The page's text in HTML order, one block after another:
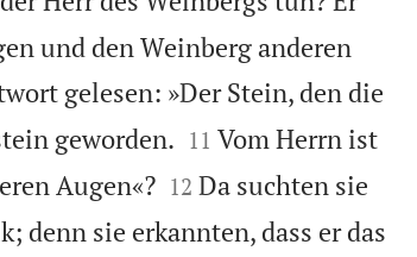
und den Weinberg anderen
gelesen: »Der Stein, den die
geworden.
11 Vom Herrn ist
Augen«?
12 Da suchten sie
denn sie erkannten, dass er das